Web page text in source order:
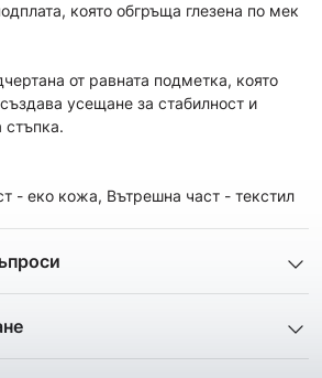
която обгръща глезена по мек
от равната подметка, която
усещане за стабилност и
стъпка.
- еко кожа, Вътрешна част - текстил